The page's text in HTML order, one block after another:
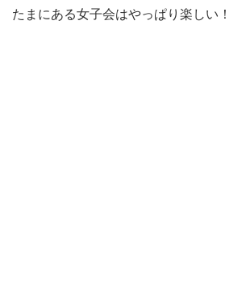
たまにある女子会はやっぱり楽しい！